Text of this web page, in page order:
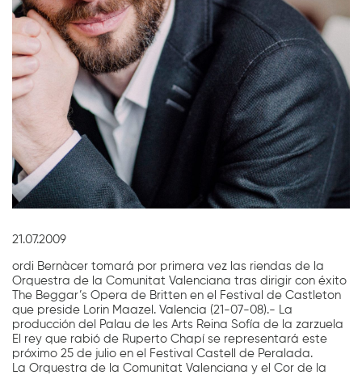
21.07.2009
ordi Bernàcer tomará por primera vez las riendas de la
Orquestra de la Comunitat Valenciana tras dirigir con éxito
The Beggar’s Opera de Britten en el Festival de Castleton
que preside Lorin Maazel. Valencia (21-07-08).- La
producción del Palau de les Arts Reina Sofía de la zarzuela
El rey que rabió de Ruperto Chapí se representará este
próximo 25 de julio en el Festival Castell de Peralada.
La Orquestra de la Comunitat Valenciana y el Cor de la